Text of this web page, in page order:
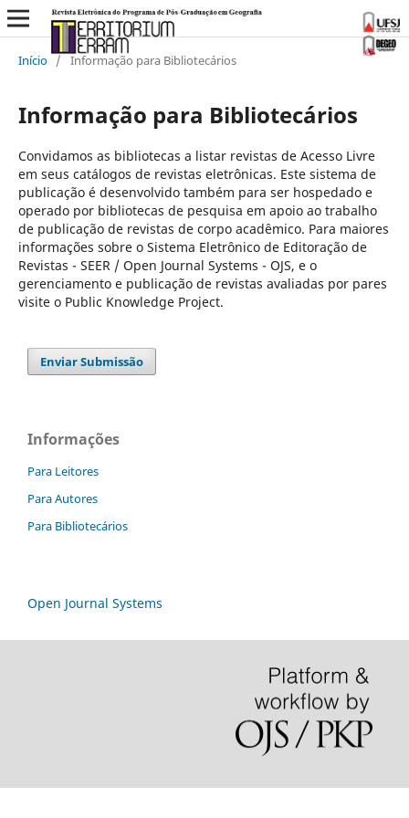
Início / Informação para Bibliotecários
Informação para Bibliotecários
Convidamos as bibliotecas a listar revistas de Acesso Livre
em seus catálogos de revistas eletrônicas. Este sistema de
publicação é desenvolvido também para ser hospedado e
operado por bibliotecas de pesquisa em apoio ao trabalho
de publicação de revistas de corpo acadêmico. Para maiores
informações sobre o Sistema Eletrônico de Editoração de
Revistas - SEER / Open Journal Systems - OJS, e o
gerenciamento e publicação de revistas avaliadas por pares
visite o Public Knowledge Project.
Enviar Submissão
Informações
Para Leitores
Para Autores
Para Bibliotecários
Open Journal Systems